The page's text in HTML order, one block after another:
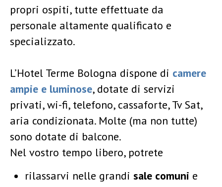
propri ospiti, tutte effettuate da
personale altamente qualificato e
specializzato.
L’Hotel Terme Bologna dispone di camere
ampie e luminose, dotate di servizi
privati, wi-fi, telefono, cassaforte, Tv Sat,
aria condizionata. Molte (ma non tutte)
sono dotate di balcone.
Nel vostro tempo libero, potrete
rilassarvi nelle grandi sale comuni e